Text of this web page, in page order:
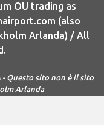
OU trading as
(also
Arlanda) / All
- Questo sito non è il sito
Arlanda